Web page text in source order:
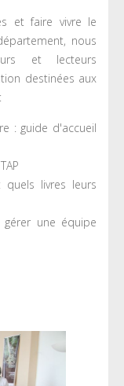
et faire vivre le
nous
et lecteurs
destinées aux
: guide d'accueil
livres leurs
une équipe